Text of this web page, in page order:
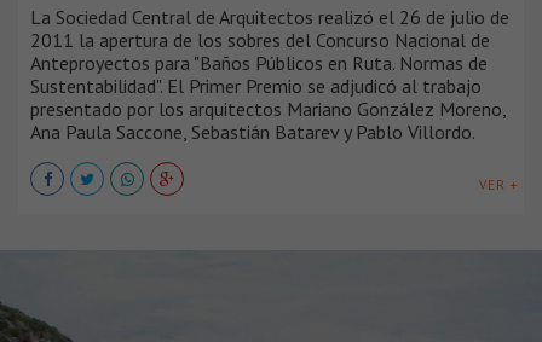
La Sociedad Central de Arquitectos realizó el 26 de julio de
2011 la apertura de los sobres del Concurso Nacional de
Anteproyectos para "Baños Públicos en Ruta. Normas de
Sustentabilidad". El Primer Premio se adjudicó al trabajo
presentado por los arquitectos Mariano González Moreno,
Ana Paula Saccone, Sebastián Batarev y Pablo Villordo.
VER +